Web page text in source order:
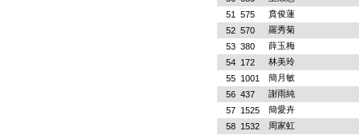
51
575
賁俊蓮
52 570
羅秀菊
53 380
薛玉梅
54 172
林美玲
55 1001
簡月敏
56 437
謝雨純
57 1525
簡愛卉
58 1532
周家虹